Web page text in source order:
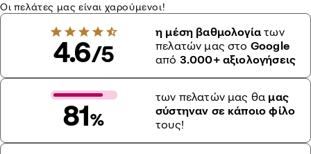
Οι πελάτες μας είναι χαρούμενοι!
4.6/5
η μέση βαθμολογίατων
πελατών μας στο Google
από 3.000+ αξιολογήσεις
81%
των πελατών μας θα μας
σύστηναν σε κάποιο φίλο
τους!